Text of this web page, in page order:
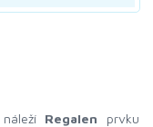
Regalen prvku